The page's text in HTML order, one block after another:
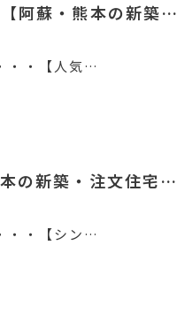
阿蘇・熊本の新築…
・・【人気…
の新築・注文住宅…
・・【シン…